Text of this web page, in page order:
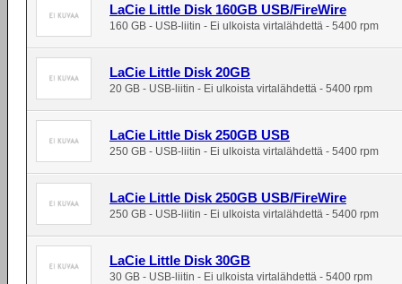
LaCie Little Disk 160GB USB/FireWire
160 GB - USB-liitin - Ei ulkoista virtalähdettä - 5400 rpm
LaCie Little Disk 20GB
20 GB - USB-liitin - Ei ulkoista virtalähdettä - 5400 rpm
LaCie Little Disk 250GB USB
250 GB - USB-liitin - Ei ulkoista virtalähdettä - 5400 rpm
LaCie Little Disk 250GB USB/FireWire
250 GB - USB-liitin - Ei ulkoista virtalähdettä - 5400 rpm
LaCie Little Disk 30GB
30 GB - USB-liitin - Ei ulkoista virtalähdettä - 5400 rpm